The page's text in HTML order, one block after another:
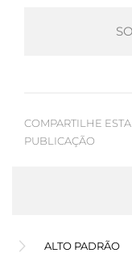
COMPARTILHE ESTA
PUBLICAÇÃO
ALTO PADRÃO